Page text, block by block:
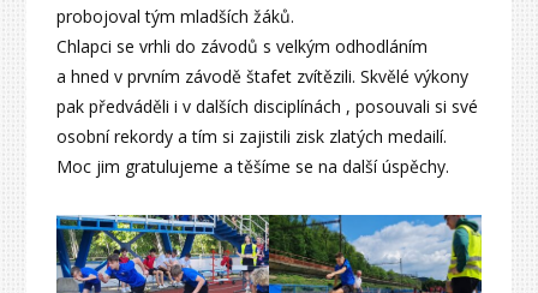
probojoval tým mladších žáků.
Chlapci se vrhli do závodů s velkým odhodláním
a hned v prvním závodě štafet zvítězili. Skvělé výkony
pak předváděli i v dalších disciplínách , posouvali si své
osobní rekordy a tím si zajistili zisk zlatých medailí.
Moc jim gratulujeme a těšíme se na další úspěchy.